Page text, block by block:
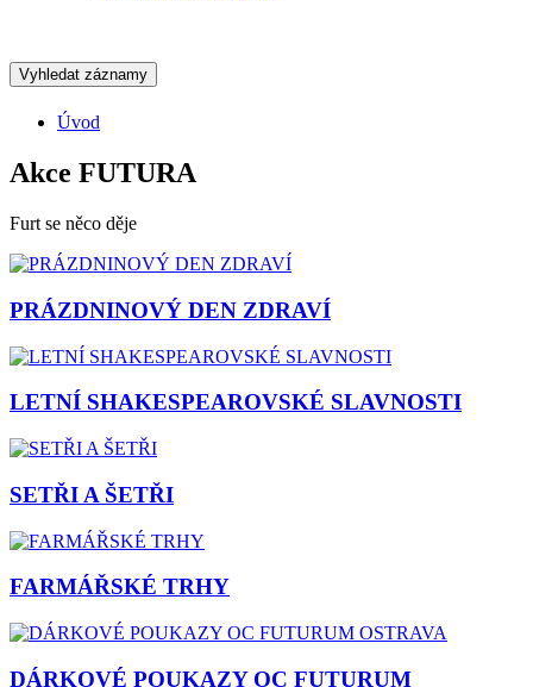
Vyhledat záznamy
Úvod
Akce FUTURA
Furt se něco děje
PRÁZDNINOVÝ DEN ZDRAVÍ
LETNÍ SHAKESPEAROVSKÉ SLAVNOSTI
SETŘI A ŠETŘI
FARMÁŘSKÉ TRHY
DÁRKOVÉ POUKAZY OC FUTURUM